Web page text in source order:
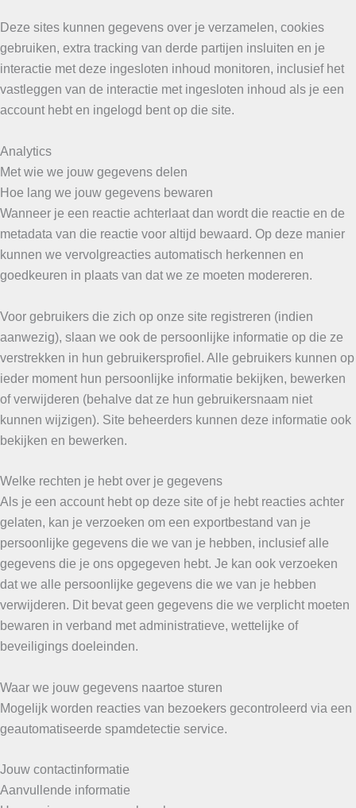
Deze sites kunnen gegevens over je verzamelen, cookies
gebruiken, extra tracking van derde partijen insluiten en je
interactie met deze ingesloten inhoud monitoren, inclusief het
vastleggen van de interactie met ingesloten inhoud als je een
account hebt en ingelogd bent op die site.
Analytics
Met wie we jouw gegevens delen
Hoe lang we jouw gegevens bewaren
Wanneer je een reactie achterlaat dan wordt die reactie en de
metadata van die reactie voor altijd bewaard. Op deze manier
kunnen we vervolgreacties automatisch herkennen en
goedkeuren in plaats van dat we ze moeten modereren.
Voor gebruikers die zich op onze site registreren (indien
aanwezig), slaan we ook de persoonlijke informatie op die ze
verstrekken in hun gebruikersprofiel. Alle gebruikers kunnen op
ieder moment hun persoonlijke informatie bekijken, bewerken
of verwijderen (behalve dat ze hun gebruikersnaam niet
kunnen wijzigen). Site beheerders kunnen deze informatie ook
bekijken en bewerken.
Welke rechten je hebt over je gegevens
Als je een account hebt op deze site of je hebt reacties achter
gelaten, kan je verzoeken om een exportbestand van je
persoonlijke gegevens die we van je hebben, inclusief alle
gegevens die je ons opgegeven hebt. Je kan ook verzoeken
dat we alle persoonlijke gegevens die we van je hebben
verwijderen. Dit bevat geen gegevens die we verplicht moeten
bewaren in verband met administratieve, wettelijke of
beveiligings doeleinden.
Waar we jouw gegevens naartoe sturen
Mogelijk worden reacties van bezoekers gecontroleerd via een
geautomatiseerde spamdetectie service.
Jouw contactinformatie
Aanvullende informatie